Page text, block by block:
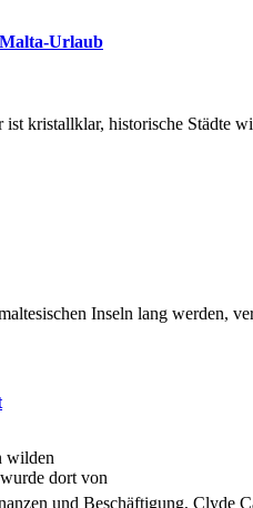
wilden
dort von
Malta-Urlaub
kristallklar, historische
Inseln lang werden,
und Beschäftigung, Clyde